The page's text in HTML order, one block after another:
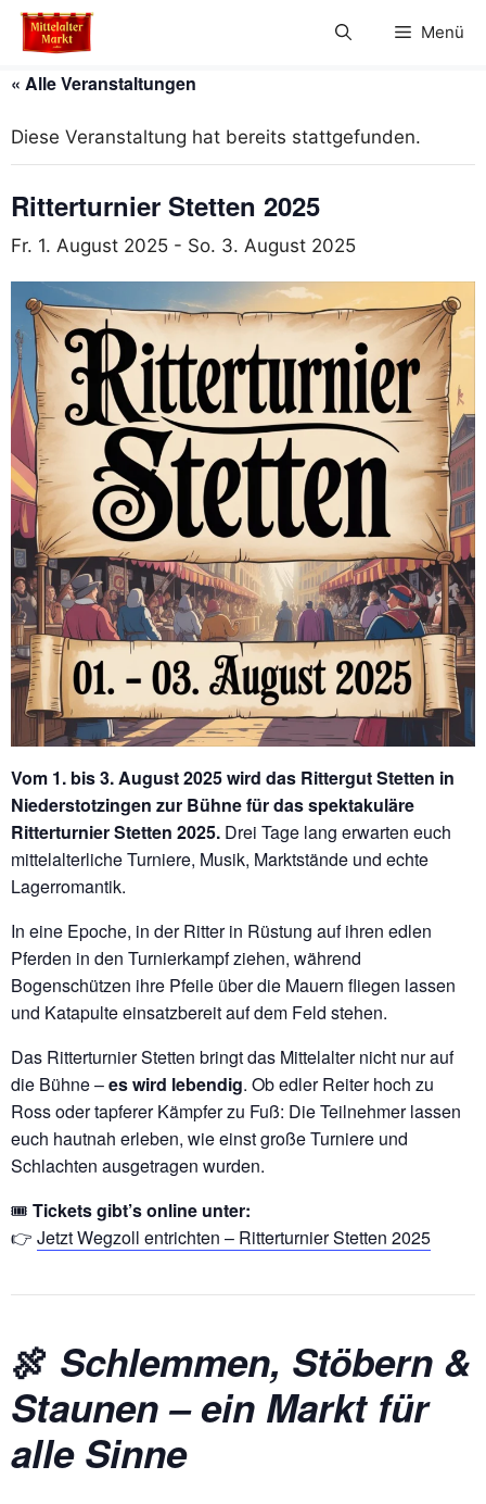
Zum
Inhalt
Menü
« Alle Veranstaltungen
Diese Veranstaltung hat bereits stattgefunden.
Ritterturnier Stetten 2025
Fr. 1. August 2025 - So. 3. August 2025
Vom 1. bis 3. August 2025 wird das Rittergut Stetten in
Niederstotzingen zur Bühne für das spektakuläre
Ritterturnier Stetten 2025. Drei Tage lang erwarten euch
mittelalterliche Turniere, Musik, Marktstände und echte
Lagerromantik.
In eine Epoche, in der Ritter in Rüstung auf ihren edlen
Pferden in den Turnierkampf ziehen, während
Bogenschützen ihre Pfeile über die Mauern fliegen lassen
und Katapulte einsatzbereit auf dem Feld stehen.
Das Ritterturnier Stetten bringt das Mittelalter nicht nur auf
die Bühne –es wird lebendig. Ob edler Reiter hoch zu
Ross oder tapferer Kämpfer zu Fuß: Die Teilnehmer lassen
euch hautnah erleben, wie einst große Turniere und
Schlachten ausgetragen wurden.
🎟️ Tickets gibt’s online unter:
👉 Jetzt Wegzoll entrichten – Ritterturnier Stetten 2025
🍖 Schlemmen, Stöbern &
Staunen – ein Markt für
alle Sinne